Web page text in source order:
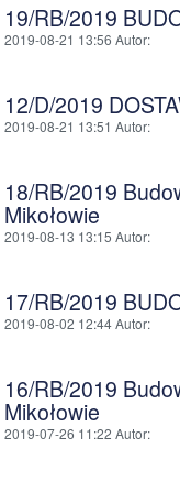
19/RB/2019
2019-08-21 13:56 Autor:
12/D/2019
2019-08-21 13:51 Autor:
18/RB/2019
Mikołowie
2019-08-13 13:15 Autor:
17/RB/2019
2019-08-02 12:44Autor:
16/RB/2019
Mikołowie
2019-07-26 11:22 Autor: